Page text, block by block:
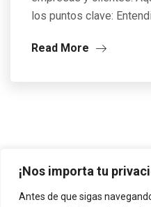
¡Nos importa tu
Antes de que sigas
los puntos clave:
Read More